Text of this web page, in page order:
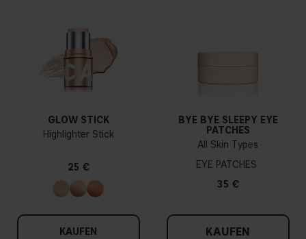
GLOW STICK
Highlighter Stick
25 €
KAUFEN
BYE BYE SLEEPY EYE
PATCHES
All Skin Types
EYE PATCHES
35 €
KAUFEN